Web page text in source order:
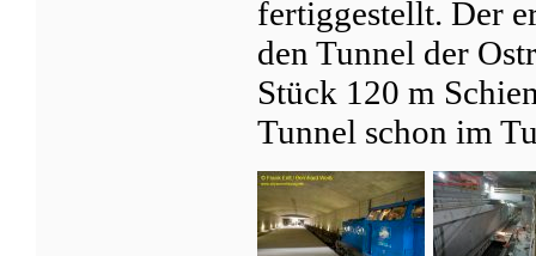
fertiggestellt. Der
den Tunnel der
Stück 120 m
Tunnel schon im